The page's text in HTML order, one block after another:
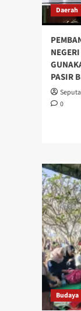
Daerah
PASIR
0
Budaya